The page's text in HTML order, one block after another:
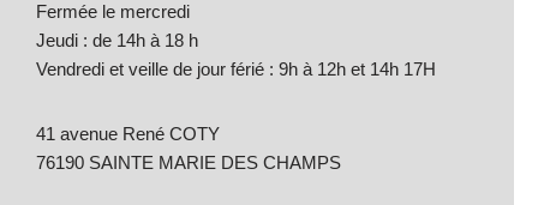
Fermée le mercredi
Jeudi : de 14h à 18 h
Vendredi et veille de jour férié : 9h à 12h et 14h 17H
41 avenue René COTY
76190 SAINTE MARIE DES CHAMPS